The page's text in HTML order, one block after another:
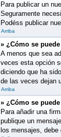
Para publicar un
Seguramente
Podéss publicar
Arriba
» ¿Cómo se
A menos que sea
veces esta opción
diciendo que ha
de las veces dejan
Arriba
» ¿Cómo se
Para añadir una
publique un
los mensajes,